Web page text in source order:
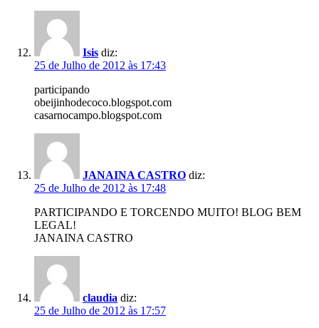
Isis diz:
25 de Julho de 2012 às 17:43
participando
obeijinhodecoco.blogspot.com
casarnocampo.blogspot.com
JANAINA CASTRO diz:
25 de Julho de 2012 às 17:48
PARTICIPANDO E TORCENDO MUITO! BLOG BEM
LEGAL!
JANAINA CASTRO
claudia diz:
25 de Julho de 2012 às 17:57